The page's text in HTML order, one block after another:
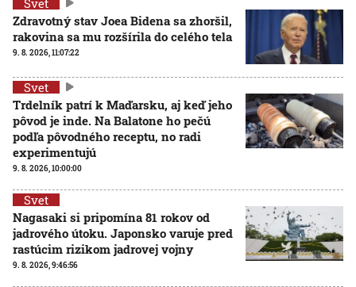
Zdravotný stav Joea Bidena sa zhoršil,
rakovina sa mu rozšírila do celého tela
9. 8. 2026, 11:07:22
Svet
Trdelník patrí k Maďarsku, aj keď jeho
pôvod je inde. Na Balatone ho pečú
podľa pôvodného receptu, no radi
experimentujú
9. 8. 2026, 10:00:00
Svet
Nagasaki si pripomína 81 rokov od
jadrového útoku. Japonsko varuje pred
rastúcim rizikom jadrovej vojny
9. 8. 2026, 9:46:56